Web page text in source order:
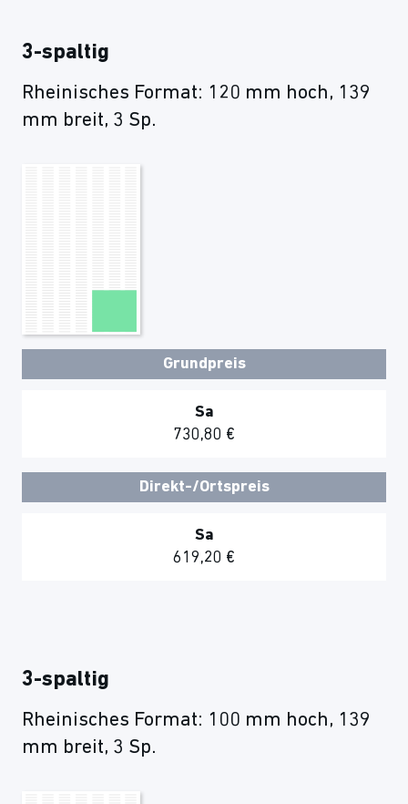
3-spaltig
Rheinisches Format: 120 mm hoch, 139
mm breit, 3 Sp.
Grundpreis
Sa
730,80 €
Direkt-/Ortspreis
Sa
619,20 €
3-spaltig
Rheinisches Format: 100 mm hoch, 139
mm breit, 3 Sp.